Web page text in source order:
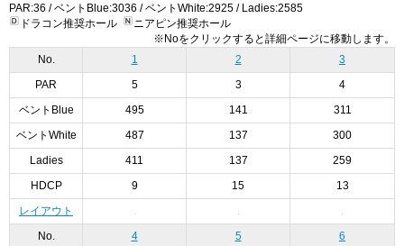
PAR:36 / ベントBlue:3036 / ベントWhite:2925 / Ladies:2585
ドラコン推奨ホール
ニアピン推奨ホール
※Noをクリックすると詳細ページに移動します。
No.
1 2 3
PAR 5 3 4
ベントBlue 495 141 311
ベントWhite 487 137 300
Ladies 411 137 259
HDCP 9 15 13
レイアウト
No. 4 5 6